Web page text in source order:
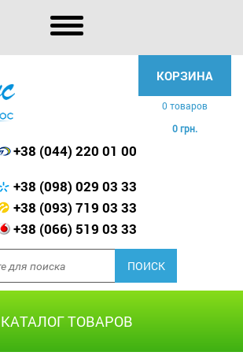
КОРЗИНА
0 товаров
0 грн.
+38 (044) 220 01 00
+38 (098) 029 03 33
+38 (093) 719 03 33
+38 (066) 519 03 33
КАТАЛОГ ТОВАРОВ